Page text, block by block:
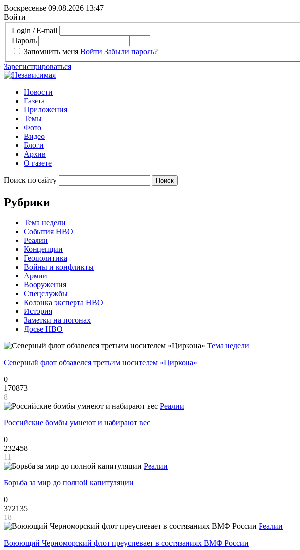
Воскресенье 09.08.2026 13:47
Войти
Login / E-mail
Пароль
Запомнить меня Войти Забыли пароль?
Зарегистрироваться
Новости
Газета
Приложения
Темы
Фото
Видео
Блоги
Архив
О газете
Поиск по сайту
Рубрики
Тема недели
События НВО
Реалии
Концепции
Геополитика
Войны и конфликты
Армии
Вооружения
Спецслужбы
Колонка эксперта НВО
История
Заметки на погонах
Досье НВО
Тема недели
Северный флот обзавелся третьим носителем «Циркона»
0
170873
8
Реалии
Российские бомбы умнеют и набирают вес
0
232458
11
Реалии
Борьба за мир до полной капитуляции
0
372135
18
Реалии
Воюющий Черноморский флот преуспевает в состязаниях ВМФ России